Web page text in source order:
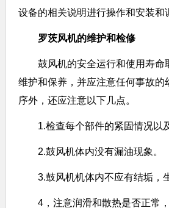
设备的相关说明进行操作和安装和
罗茨风机的维护和检修
鼓风机的安全运行和使用寿命
维护和保养，并应注意任何事故的
序外，还应注意以下几点。
1.检查每个部件的紧固情况以
2.鼓风机体内没有漏油现象。
3.鼓风机机体内不应有结垢，
4，注意润滑和散热是否正常